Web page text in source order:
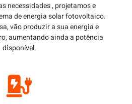
necessidades , projetamos e
de energia solar fotovoltaico.
vão produzir a sua energia e
aumentando ainda a potência
disponível.